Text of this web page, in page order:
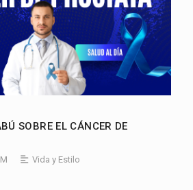
SOBRE EL CÁNCER DE
Vida y Estilo